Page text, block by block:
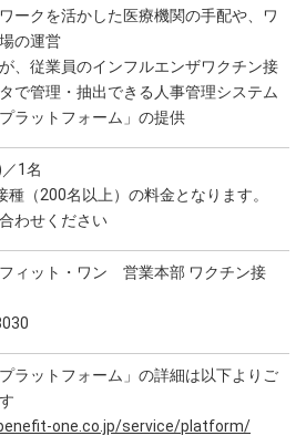
ークを活かした医療機関の手配や、ワ
の運営
、従業員のインフルエンザワクチン接
で管理・抽出できる人事管理システム
プラットフォーム」の提供
1名
種（200名以上）の料金となります。
わせください
ィット・ワン 営業本部 ワクチン接
プラットフォーム」の詳細は以下よりご
one.co.jp/service/platform/